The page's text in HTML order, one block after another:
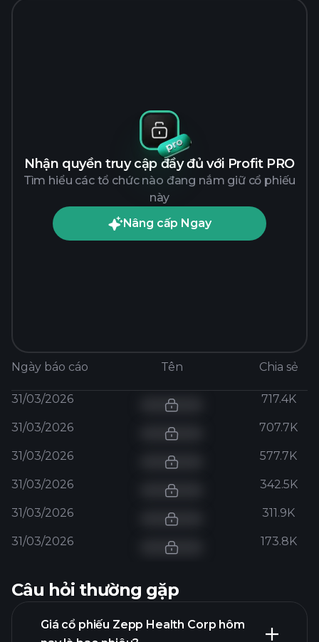
Nhận quyền truy cập đầy đủ với Profit PRO
Tìm hiểu các tổ chức nào đang nắm giữ cổ phiếu
này
Nâng cấp Ngay
Ngày báo cáo Tên Chia sẻ
31/03/2026 717.4K
31/03/2026 707.7K
31/03/2026 577.7K
31/03/2026 342.5K
31/03/2026 311.9K
31/03/2026 173.8K
Câu hỏi thường gặp
Giá cổ phiếu Zepp Health Corp hôm